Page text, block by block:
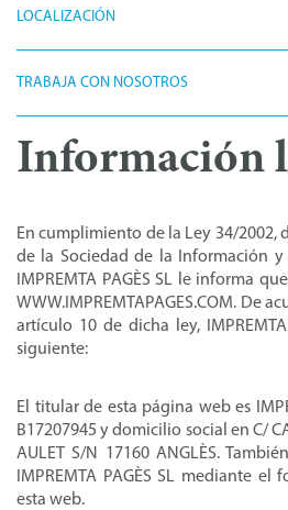
LOCALIZACIÓN
TRABAJA CON NOSOTROS
Información
En cumplimiento de la Ley 34/2002,
de la Sociedad de la Información y
IMPREMTA PAGÈS SL le informa
WWW.IMPREMTAPAGES.COM. De
artículo 10 de dicha ley,
siguiente:
El titular de esta página web es
B17207945 y domicilio social en C/
AULET S/N 17160 ANGLÈS.
IMPREMTA PAGÈS SL mediante
esta web.